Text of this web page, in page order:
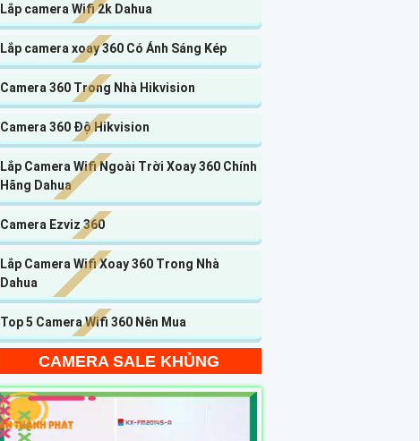
Lắp camera Wifi 2k Dahua
Lắp camera xoay 360 Có Ánh Sáng Kép
Camera 360 Trong Nhà Hikvision
Camera 360 Độ Hikvision
Lắp Camera Wifi Ngoài Trời Xoay 360 Chính
Hãng Dahua
Camera Ezviz 360
Lắp Camera Wifi Xoay 360 Trong Nhà
Dahua
Top 5 Camera Wifi 360 Nên Mua
CAMERA SALE KHỦNG